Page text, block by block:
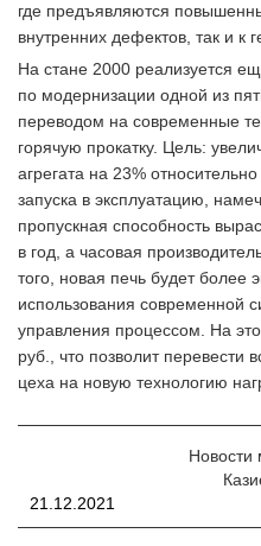
где предъявляются
внутренних дефектов, так и к
На стане 2000 реализуется
по модернизации одной из
переводом на современные
горячую прокатку. Цель:
агрегата на 23%
запуска в эксплуатацию,
пропускная способность
в год, а часовая
того, новая печь будет более
использования современной
управления процессом. На
руб., что позволит перевести
цеха на новую технологию
Новости
21.12.2021